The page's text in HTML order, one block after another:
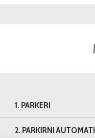
1. PARKERI
2. PARKIRNI AUTOMATI